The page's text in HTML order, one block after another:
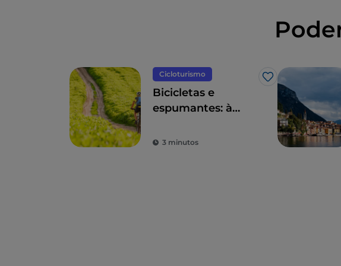
Cicloturismo
Gosto
Bicicletas e
espumantes: à
natureza lombarda
3 minutos